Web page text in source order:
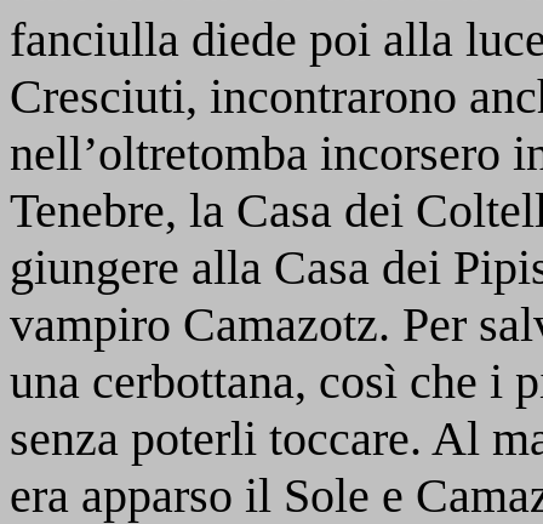
fanciulla diede poi alla
Cresciuti, incontrarono
nell’oltretomba incorsero
Tenebre, la Casa dei
giungere alla Casa dei
vampiro Camazotz. Per
una cerbottana, così che i
senza poterli toccare. Al
era apparso il Sole e